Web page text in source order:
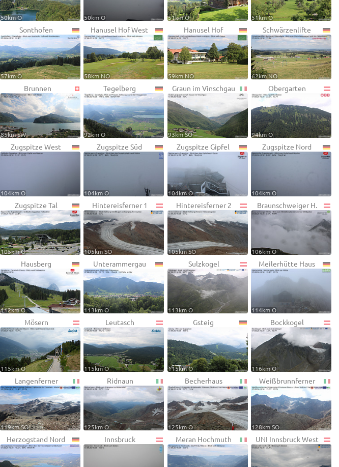
50km O 50km O 51km O 51km O
Sonthofen
57km O
Hanusel Hof West
58km NO
Hanusel Hof
59km NO
Schwärzenlifte
62km NO
Brunnen
85km SW
Tegelberg
92km O
Graun im Vinschgau
93km SO
Obergarten
94km O
Zugspitze West
104km O
Zugspitze Süd
104km O
Zugspitze Gipfel
104km O
Zugspitze Nord
104km O
Zugspitze Tal
105km O
Hintereisferner 1
105km SO
Hintereisferner 2
105km SO
Braunschweiger H.
106km O
Hausberg
112km O
Unterammergau
113km O
Sulzkogel
113km O
Meilerhütte Haus
114km O
Mösern
115km O
Leutasch
115km O
Gsteig
115km O
Bockkogel
116km O
Langenferner
119km SO
Ridnaun
125km O
Becherhaus
125km O
Weißbrunnferner
128km SO
Herzogstand Nord Innsbruck Meran Hochmuth UNI Innsbruck West